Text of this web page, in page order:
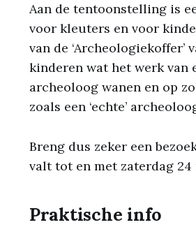
Aan de tentoonstelling is
voor kleuters en voor
van de
kinderen wat het werk van
archeoloog wanen en op
zoals een ‘echte’
Breng dus zeker een
valt tot en met zaterdag 24
Praktische info